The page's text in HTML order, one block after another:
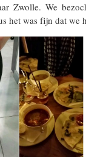
Zwolle. We
het was fijn dat we